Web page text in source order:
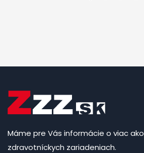
Máme pre Vás informácie o viac ako
zdravotníckych zariadeniach.